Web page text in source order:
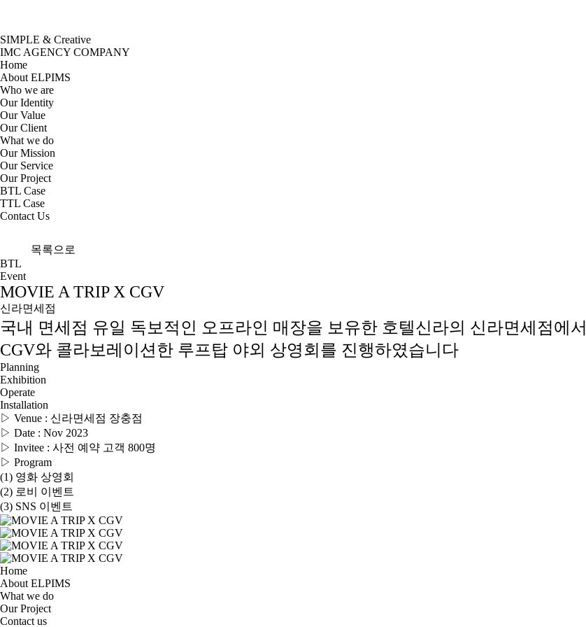
SIMPLE & Creative
IMC AGENCY COMPANY
Home
About ELPIMS
Who we are
Our Identity
Our Value
Our Client
What we do
Our Mission
Our Service
Our Project
BTL Case
TTL Case
Contact Us
목록으로
BTL
Event
MOVIE A TRIP X CGV
신라면세점
국내 면세점 유일 독보적인 오프라인 매장을 보유한 호텔신라의 신라면세점에서
CGV와 콜라보레이션한 루프탑 야외 상영회를 진행하였습니다
Planning
Exhibition
Operate
Installation
▷ Venue : 신라면세점 장충점
▷ Date : Nov 2023
▷ Invitee : 사전 예약 고객 800명
▷ Program
(1) 영화 상영회
(2) 로비 이벤트
(3) SNS 이벤트
Home
About ELPIMS
What we do
Our Project
Contact us